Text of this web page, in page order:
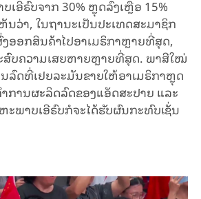
ເອີ​ຣົບ​ຈາກ 30% ຫຼຸດ​ລົງ​ເຫຼືອ 15%
ນ​ວ່າ, ໃນ​ຖາ​ນະ​ເປັນ​ປະ​ເທດ​ສະ​ມາ​ຊິກ​
ອອກ​ສິນ​ຄ້າ​ໄປ​ອາ​ເມ​ຣິ​ກາ​ຫຼາຍ​ທີ່​ສຸດ​,
ສົບ​ຄວາມ​ເສຍ​ຫາຍ​ຫຼາຍ​ທີ່​ສຸດ. ພາ​ສີ​ໃໝ່​
ນ​ລົດ​ທີ່​ເຢຍ​ລະ​ມັນ​ຂາຍ​ໃຫ້​ອາ​ເມ​ຣິ​ກາ​ຫຼຸດ​
ການ​ຜະ​ລິດ​ລົດ​ຂອງ​ແອັ​​ດສະ​ປາຍ ແລະ
ະ​ພາບ​ເອີ​ຣົບ​​ກໍ​ຈະ​ໄດ້​ຮັບ​ຜົນ​ກະ​ທົບ​ເຊັ່ນ​